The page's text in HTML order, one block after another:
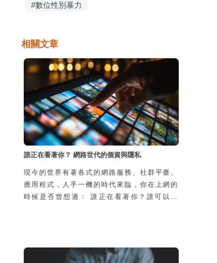
#數位性別暴力
相關文章
誰正在看著你？ 網路世代的個資與隱私
現今的世界有著各式的網路服務、社群平臺、
應用程式，人手一機的時代來臨，你在上網的
時候是否曾想過： 誰正在看著你？誰可以看
做什麼？別人拿到你的個人資料會對你造成什